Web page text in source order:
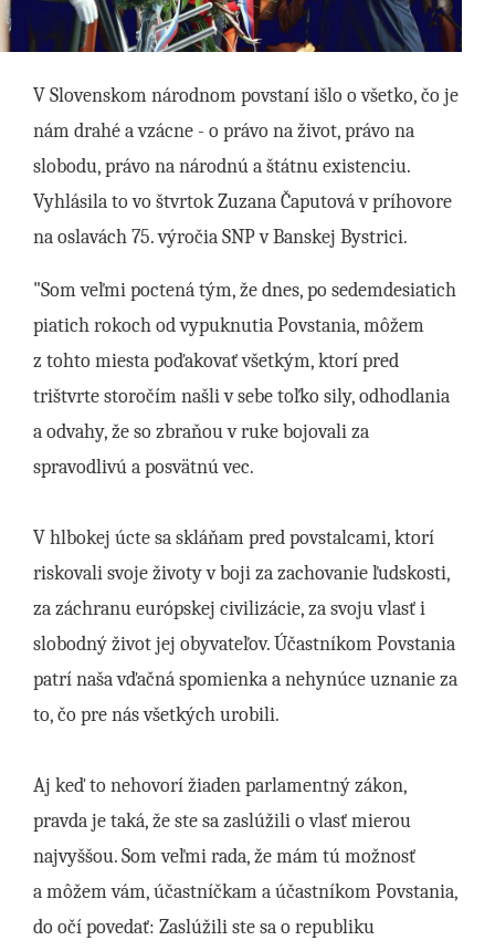
V Slovenskom národnom povstaní išlo o všetko, čo je
nám drahé a vzácne - o právo na život, právo na
slobodu, právo na národnú a štátnu existenciu.
Vyhlásila to vo štvrtok Zuzana Čaputová v príhovore
na oslavách 75. výročia SNP v Banskej Bystrici.
"Som veľmi poctená tým, že dnes, po sedemdesiatich
piatich rokoch od vypuknutia Povstania, môžem
z tohto miesta poďakovať všetkým, ktorí pred
trištvrte storočím našli v sebe toľko sily, odhodlania
a odvahy, že so zbraňou v ruke bojovali za
spravodlivú a posvätnú vec.
V hlbokej úcte sa skláňam pred povstalcami, ktorí
riskovali svoje životy v boji za zachovanie ľudskosti,
za záchranu európskej civilizácie, za svoju vlasť i
slobodný život jej obyvateľov. Účastníkom Povstania
patrí naša vďačná spomienka a nehynúce uznanie za
to, čo pre nás všetkých urobili.
Aj keď to nehovorí žiaden parlamentný zákon,
pravda je taká, že ste sa zaslúžili o vlasť mierou
najvyššou. Som veľmi rada, že mám tú možnosť
a môžem vám, účastníčkam a účastníkom Povstania,
do očí povedať: Zaslúžili ste sa o republiku